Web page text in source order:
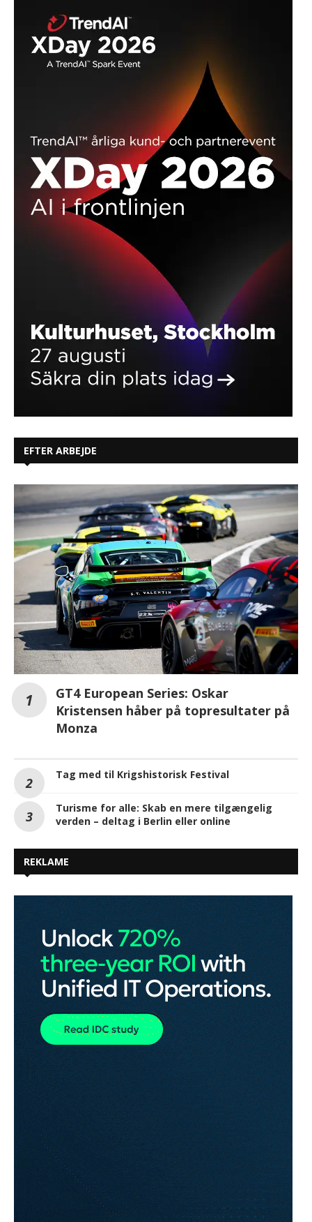
EFTER ARBEJDE
GT4 European Series: Oskar
Kristensen håber på topresultater på
Monza
Tag med til Krigshistorisk Festival
Turisme for alle: Skab en mere tilgængelig
verden – deltag i Berlin eller online
REKLAME